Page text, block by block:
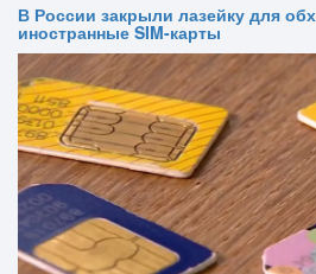
В России закрыли лазейку для
иностранные SIM-карты